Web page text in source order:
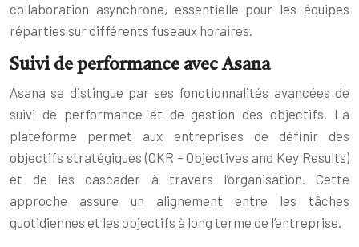
collaboration asynchrone, essentielle pour les équipes
réparties sur différents fuseaux horaires.
Suivi de performance avec Asana
Asana se distingue par ses fonctionnalités avancées de
suivi de performance et de gestion des objectifs. La
plateforme permet aux entreprises de définir des
objectifs stratégiques (OKR – Objectives and Key Results)
et de les cascader à travers l’organisation. Cette
approche assure un alignement entre les tâches
quotidiennes et les objectifs à long terme de l’entreprise.